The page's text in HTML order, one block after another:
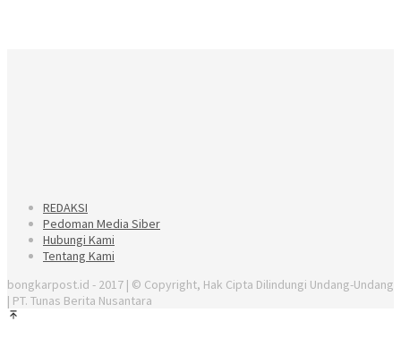
REDAKSI
Pedoman Media Siber
Hubungi Kami
Tentang Kami
bongkarpost.id - 2017 | © Copyright, Hak Cipta Dilindungi Undang-Undang
| PT. Tunas Berita Nusantara